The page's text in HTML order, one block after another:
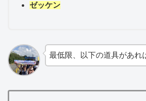
ゼッケン
最低限、以下の道具があれ